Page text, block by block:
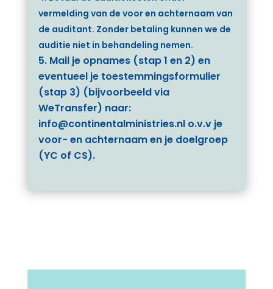
vermelding van de voor en achternaam van
de auditant. Zonder betaling kunnen we de
auditie niet in behandeling nemen.
Mail je opnames (stap 1 en 2) en
eventueel je toestemmingsformulier
(stap 3) (bijvoorbeeld via
WeTransfer) naar:
info@continentalministries.nl o.v.v je
voor- en achternaam en je doelgroep
(YC of CS).